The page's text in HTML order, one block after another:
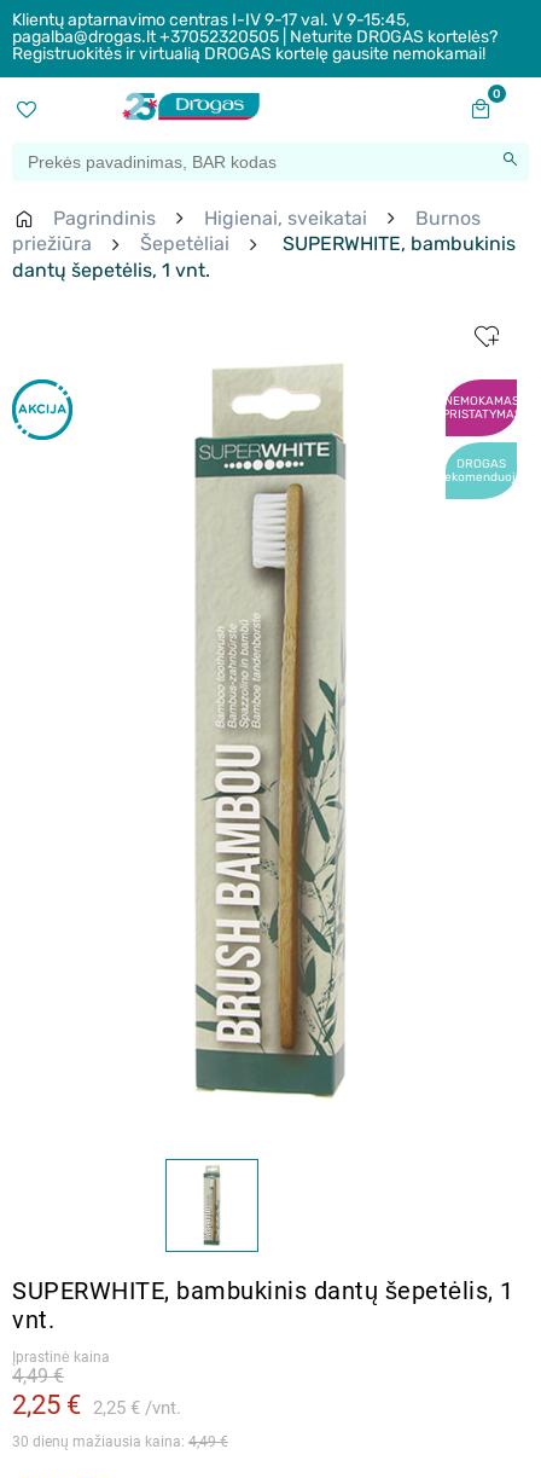
Klientų aptarnavimo centras I-IV 9-17 val. V 9-15:45,
pagalba@drogas.lt +37052320505 | Neturite DROGAS kortelės?
Registruokitės ir virtualią DROGAS kortelę gausite nemokamai!
0
Pagrindinis Higienai, sveikatai
Burnos
priežiūra
Šepetėliai
SUPERWHITE, bambukinis
dantų šepetėlis, 1 vnt.
NEMOKAMAS
PRISTATYMAS
DROGAS
rekomenduoja
SUPERWHITE, bambukinis dantų šepetėlis, 1
vnt.
Įprastinė kaina
2,25 € 2,25 € vnt.
4,49 €
30 dienų mažiausia kaina: 4,49 €